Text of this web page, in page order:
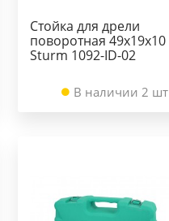
Стойка для дрели
поворотная 49x19x10
Sturm 1092-ID-02
В наличии 2 шт